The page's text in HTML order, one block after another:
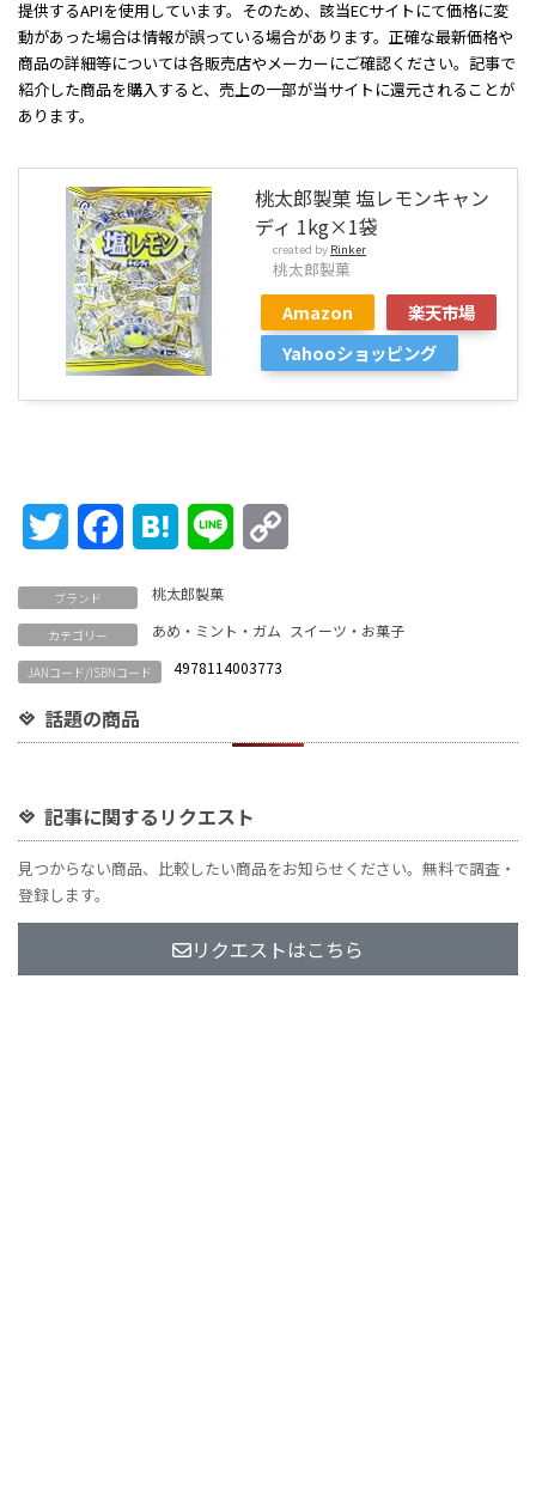
提供するAPIを使用しています。そのため、該当ECサイトにて価格に変
動があった場合は情報が誤っている場合があります。正確な最新価格や
商品の詳細等については各販売店やメーカーにご確認ください。記事で
紹介した商品を購入すると、売上の一部が当サイトに還元されることが
あります。
桃太郎製菓 塩レモンキャン
ディ 1kg×1袋
created by Rinker
桃太郎製菓
Amazon
楽天市場
Yahooショッピング
Twitter FacebookHatena Line
ブランド 桃太郎製菓
カテゴリー あめ・ミント・ガム スイーツ・お菓子
JANコード/ISBNコード 4978114003773
話題の商品
記事に関するリクエスト
見つからない商品、比較したい商品をお知らせください。無料で調査・
登録します。
リクエストはこちら